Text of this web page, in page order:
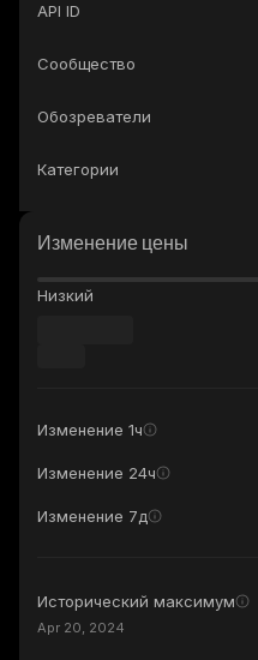
API ID
Сообщество
Обозреватели
Категории
Изменение цены
Низкий
Изменение 1ч
Изменение 24ч
Изменение 7д
Исторический максимум
Apr 20, 2024